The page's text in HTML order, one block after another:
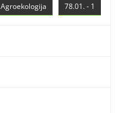
78.01. - 1
Agroekologija